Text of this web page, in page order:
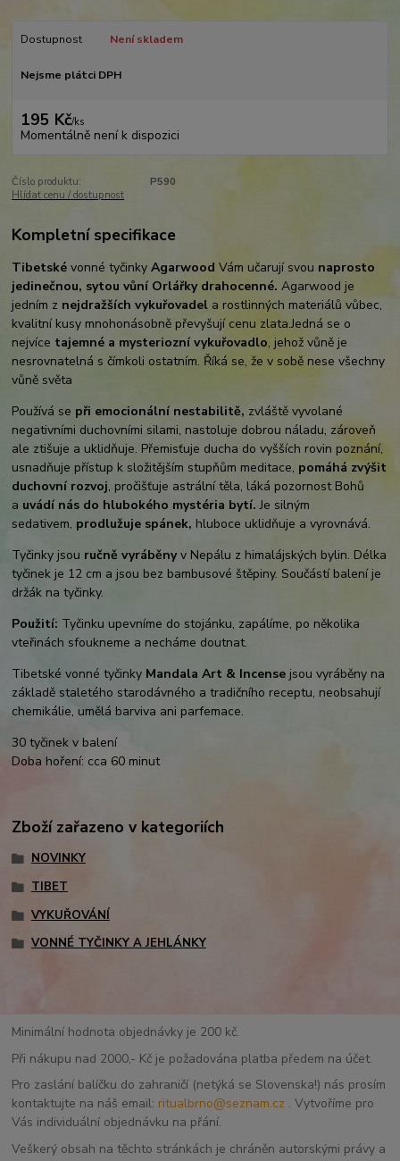
Dostupnost Není skladem
Nejsme plátci DPH
195 Kč/ks
Momentálně není k dispozici
Číslo produktu:
P590
Hlídat cenu / dostupnost
Kompletní specifikace
Tibetskévonné tyčinkyAgarwoodVám učarují svou naprosto
jedinečnou, sytou vůní Orlářky drahocenné.Agarwood je
jedním z nejdražších vykuřovadel a rostlinných materiálů vůbec,
kvalitní kusy mnohonásobně převyšují cenu zlata.Jedná se o
nejvíce tajemné a mysteriozní vykuřovadlo, jehož vůně je
nesrovnatelná s čímkoli ostatním. Říká se, že v sobě nese všechny
vůně světa
Používá se při emocionální nestabilitě, zvláště vyvolané
negativními duchovními silami, nastoluje dobrou náladu, zároveň
ale ztišuje a uklidňuje. Přemisťuje ducha do vyšších rovin poznání,
usnadňuje přístup k složitějším stupňům meditace, pomáhá zvýšit
duchovní rozvoj, pročišťuje astrální těla, láká pozornost Bohů
a uvádí nás do hlubokého mystéria bytí. Je silným
sedativem, prodlužuje spánek, hluboce uklidňuje a vyrovnává.
Tyčinky jsou ručně vyráběnyv Nepálu z himalájských bylin. Délka
tyčinek je 12 cm a jsou bez bambusové štěpiny. Součástí balení je
držák na tyčinky.
Použití: Tyčinku upevníme do stojánku, zapálíme, po několika
vteřinách sfoukneme a necháme doutnat.
Tibetské vonné tyčinky Mandala Art & Incense jsou vyráběny na
základě staletého starodávného a tradičního receptu, neobsahují
chemikálie, umělá barviva ani parfemace.
30 tyčinek v balení
Doba hoření: cca 60 minut
Zboží zařazeno v kategoriích
NOVINKY
TIBET
VYKUŘOVÁNÍ
VONNÉ TYČINKY A JEHLÁNKY
Minimální hodnota objednávky je 200 kč.
Při nákupu nad 2000,- Kč je požadována platba předem na účet.
Pro zaslání balíčku do zahraničí (netýká se Slovenska!) nás prosím
kontaktujte na náš email: ritualbrno@seznam.cz . Vytvoříme pro
Vás individuální objednávku na přání.
Veškerý obsah na těchto stránkách je chráněn autorskými právy a